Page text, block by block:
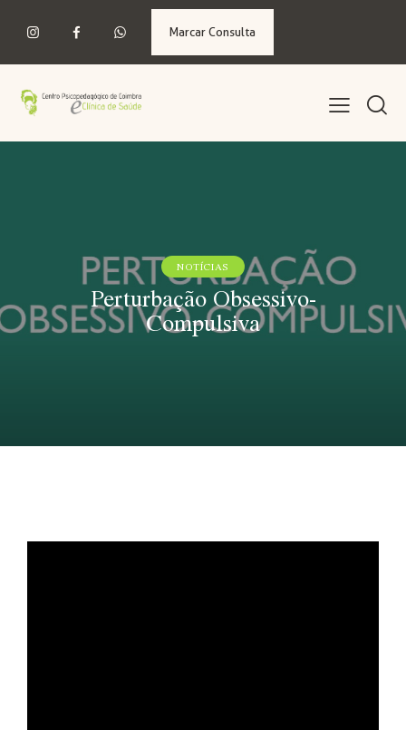
Marcar Consulta
NOTÍCIAS
Perturbação Obsessivo-
Compulsiva